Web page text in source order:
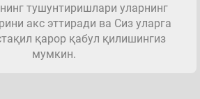
тушунтиришлари уларнинг
акс эттиради ва Сиз уларга
қарор қабул қилишингиз
мумкин.